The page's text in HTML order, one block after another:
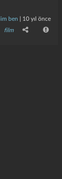
ben 10 yıl önce
film